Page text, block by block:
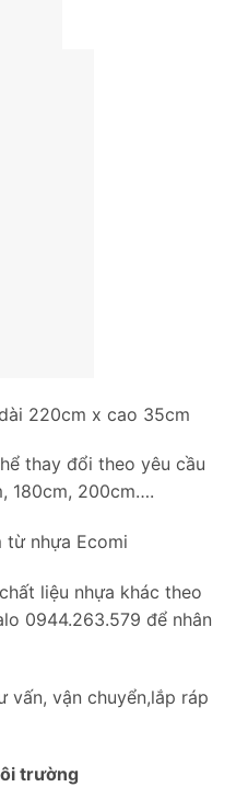
220cm x cao 35cm
thay đổi theo yêu cầu
180cm, 200cm….
từ nhựa Ecomi
liệu nhựa khác theo
0944.263.579 để nhân
vấn, vận chuyển,lắp ráp
trường